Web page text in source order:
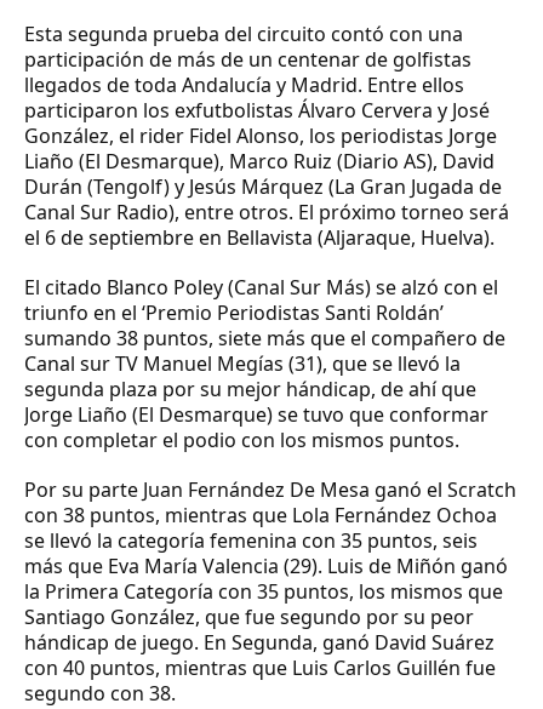
Esta segunda prueba del circuito contó con una
participación de más de un centenar de golfistas
llegados de toda Andalucía y Madrid. Entre ellos
participaron los exfutbolistas Álvaro Cervera y José
González, el rider Fidel Alonso, los periodistas Jorge
Liaño (El Desmarque), Marco Ruiz (Diario AS), David
Durán (Tengolf) y Jesús Márquez (La Gran Jugada de
Canal Sur Radio), entre otros. El próximo torneo será
el 6 de septiembre en Bellavista (Aljaraque, Huelva).
El citado Blanco Poley(Canal Sur Más) se alzó con el
triunfo en el ‘Premio Periodistas Santi Roldán’
sumando 38 puntos, siete más que el compañero de
Canal sur TV Manuel Megías (31), que se llevó la
segunda plaza por su mejor hándicap, de ahí que
Jorge Liaño (El Desmarque) se tuvo que conformar
con completar el podio con los mismos puntos.
Por su parte Juan Fernández De Mesa ganó el Scratch
con 38 puntos, mientras que Lola Fernández Ochoa
se llevó la categoría femenina con 35 puntos, seis
más que Eva María Valencia (29). Luis de Miñón ganó
la Primera Categoría con 35 puntos, los mismos que
Santiago González, que fue segundo por su peor
hándicap de juego. En Segunda, ganó David Suárez
con 40 puntos, mientras que Luis Carlos Guillén fue
segundo con 38.